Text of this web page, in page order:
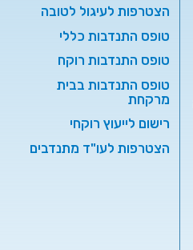
הצטרפות לעיגול לטובה
טופס התנדבות כללי
טופס התנדבות רוקח
טופס התנדבות בבית
מרקחת
רישום לייעוץ רוקחי
הצטרפות לעו"ד מתנדבים